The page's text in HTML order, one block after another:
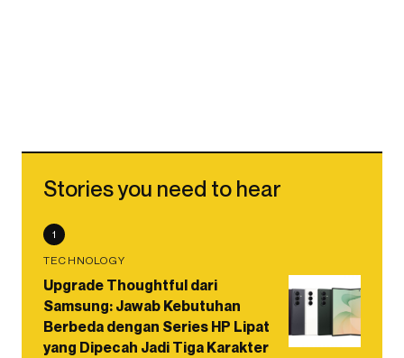
Stories you need to hear
1
TECHNOLOGY
Upgrade Thoughtful dari
Samsung: Jawab Kebutuhan
Berbeda dengan Series HP Lipat
yang Dipecah Jadi Tiga Karakter